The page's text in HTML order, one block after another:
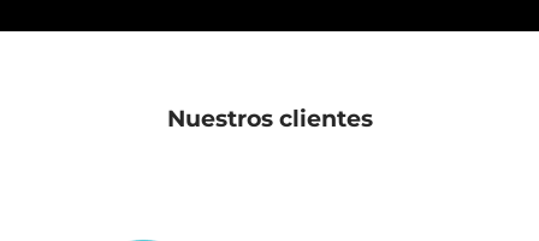
Nuestros clientes